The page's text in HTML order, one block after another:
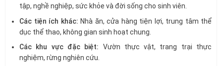
tập, nghề nghiệp, sức khỏe và đời sống cho sinh viên.
Các tiện ích khác: Nhà ăn, cửa hàng tiện lợi, trung tâm thể
dục thể thao, không gian sinh hoạt chung.
Các khu vực đặc biệt: Vườn thực vật, trang trại thực
nghiệm, rừng nghiên cứu.